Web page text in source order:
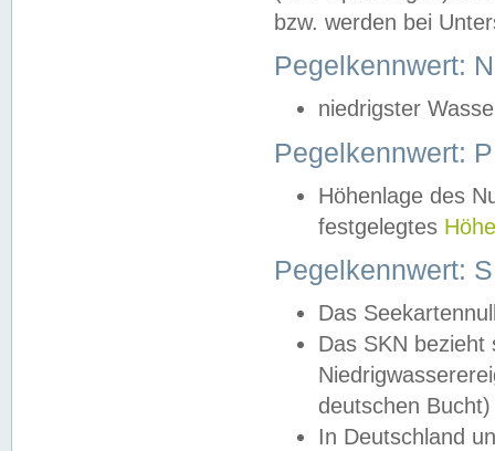
bzw. werden bei
Pegelkennwert:
niedrigster
Pegelkennwert:
Höhenlage des
festgelegtes
Pegelkennwert:
Das
Das SKN
deutschen
In Deutschland